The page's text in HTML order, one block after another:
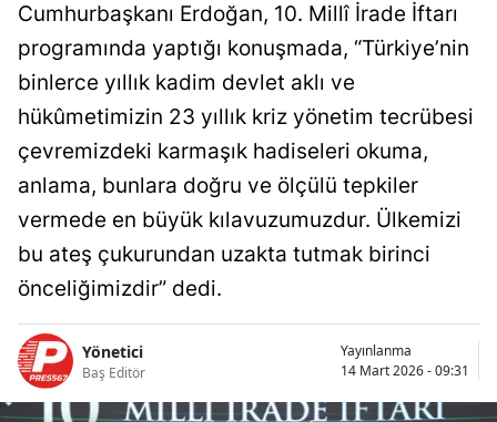
Cumhurbaşkanı Erdoğan, 10. Millî İrade İftarı
programında yaptığı konuşmada, “Türkiye’nin
binlerce yıllık kadim devlet aklı ve
hükûmetimizin 23 yıllık kriz yönetim tecrübesi
çevremizdeki karmaşık hadiseleri okuma,
anlama, bunlara doğru ve ölçülü tepkiler
vermede en büyük kılavuzumuzdur. Ülkemizi
bu ateş çukurundan uzakta tutmak birinci
önceliğimizdir” dedi.
Yönetici
Baş Editör
Yayınlanma
14 Mart 2026 - 09:31